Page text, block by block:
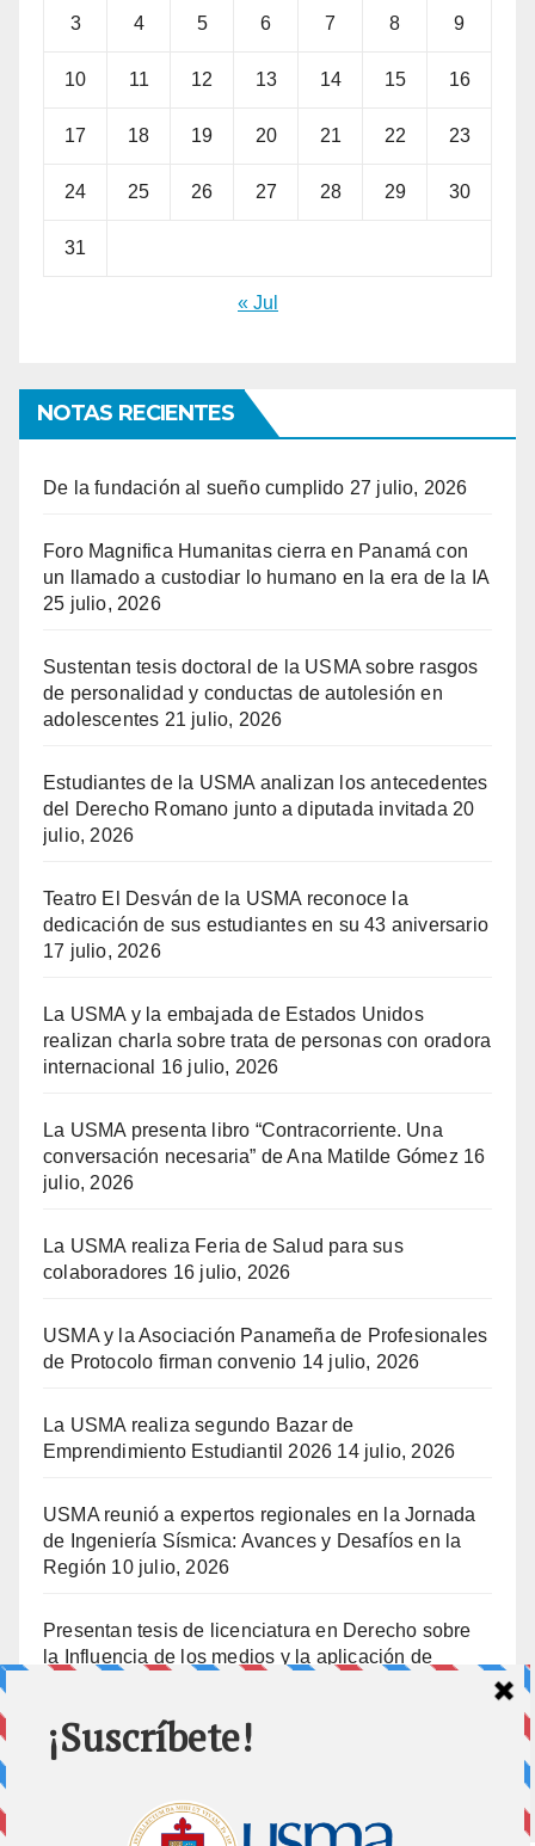
3 4 5 6 7 8 9
10 11 12 13 14 15 16
17 18 19 20 21 22 23
24 25 26 27 28 29 30
31
« Jul
NOTAS RECIENTES
De la fundación al sueño cumplido 27 julio, 2026
Foro Magnifica Humanitas cierra en Panamá con
un llamado a custodiar lo humano en la era de la IA
25 julio, 2026
Sustentan tesis doctoral de la USMA sobre rasgos
de personalidad y conductas de autolesión en
adolescentes 21 julio, 2026
Estudiantes de la USMA analizan los antecedentes
del Derecho Romano junto a diputada invitada 20
julio, 2026
Teatro El Desván de la USMA reconoce la
dedicación de sus estudiantes en su 43 aniversario
17 julio, 2026
La USMA y la embajada de Estados Unidos
realizan charla sobre trata de personas con oradora
internacional
16 julio, 2026
La USMA presenta libro “Contracorriente. Una
conversación necesaria” de Ana Matilde Gómez 16
julio, 2026
La USMA realiza Feria de Salud para sus
colaboradores 16 julio, 2026
USMA y la Asociación Panameña de Profesionales
de Protocolo firman convenio 14 julio, 2026
La USMA realiza segundo Bazar de
Emprendimiento Estudiantil 2026 14 julio, 2026
USMA reunió a expertos regionales en la Jornada
de Ingeniería Sísmica: Avances y Desafíos en la
Región 10 julio, 2026
Presentan tesis de licenciatura en Derecho sobre
la Influencia de los medios y la aplicación de